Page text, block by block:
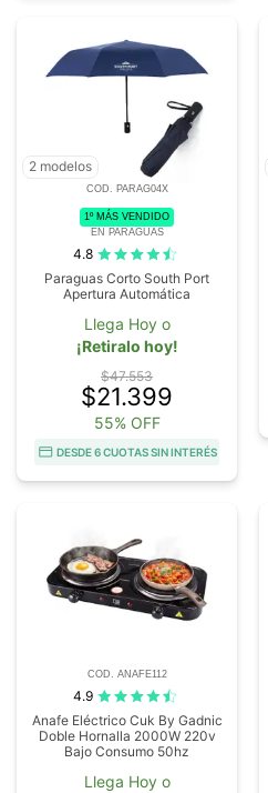
2 modelos
COD. PARAG04X
1º MÁS VENDIDO
EN PARAGUAS
4.8
Paraguas Corto South Port
Apertura Automática
Llega Hoy o
¡Retiralo hoy!
$47.553
$21.399
55% OFF
DESDE 6 CUOTAS SIN INTERÉS
COD. ANAFE112
4.9
Anafe Eléctrico Cuk By Gadnic
Doble Hornalla 2000W 220v
Bajo Consumo 50hz
Llega Hoy o